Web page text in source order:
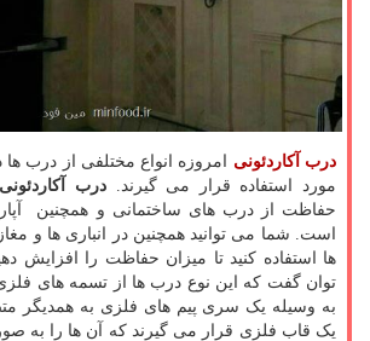
درب آکاردئونی امروزه انواع مختلفی از درب
مورد استفاده قرار می گیرند. درب آکاردئونی
حفاظت از درب های ساختمانی و همچنین
است. شما می توانید همچنین در انباری ها و
ها استفاده کنید تا میزان حفاظت را افزایش
توان گفت که این نوع درب ها از تسمه های
به وسیله یک سری پیم های فلزی به همدیگر
یک قاب فلزی قرار می گیرند که آن ها را به